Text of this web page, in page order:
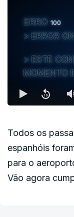
ERRO100
ERROR
ESTE
MOMENTO
Todos os
espanhóis
para o
Vão agora